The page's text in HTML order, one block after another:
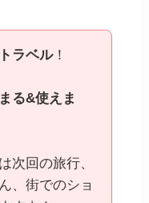
ラベル！
る&使えま
次回の旅行、
、街でのショ